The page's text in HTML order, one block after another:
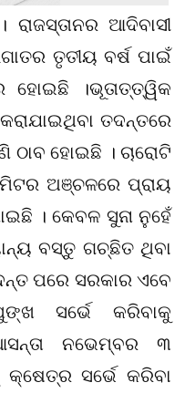
ଆଦିବାସୀ
ତୃତୀୟ ବର୍ଷ ପାଇଁ
।ଭୂତାତ୍ତ୍ୱିକ
ତଦନ୍ତରେ
ହୋଇଛି । ଚାରୋଟି
ଅଞ୍ଚଳରେ ପ୍ରାୟ
। କେବଳ ସୁନା ନୁହେଁ
ବସ୍ତୁ ଗଚ୍ଛିତ ଥିବା
ପରେ ସରକାର ଏବେ
ସର୍ଭେ କରିବାକୁ
ନଭେମ୍ବର ୩
ସର୍ଭେ କରିବା